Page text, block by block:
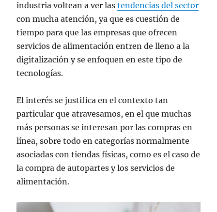
industria voltean a ver lastendencias del sector
con mucha atención, ya que es cuestión de
tiempo para que las empresas que ofrecen
servicios de alimentación entren de lleno a la
digitalización y se enfoquen en este tipo de
tecnologías.
El interés se justifica en el contexto tan
particular que atravesamos, en el que muchas
más personas se interesan por las compras en
línea, sobre todo en categorías normalmente
asociadas con tiendas físicas, como es el caso de
la compra de autopartes y los servicios de
alimentación.